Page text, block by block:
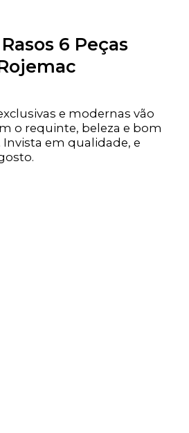
6 Peças
e modernas vão
o requinte, beleza e bom
em qualidade, e